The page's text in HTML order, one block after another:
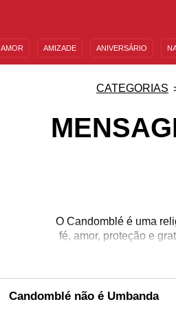
AMOR AMIZADE ANIVERSÁRIO
CATEGORIAS
O Candomblé é uma
fé, amor, proteção e
mais
Candomblé não é Umbanda